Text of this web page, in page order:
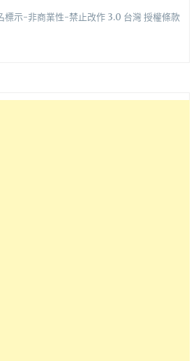
標示-非商業性-禁止改作 3.0 台灣 授權條款